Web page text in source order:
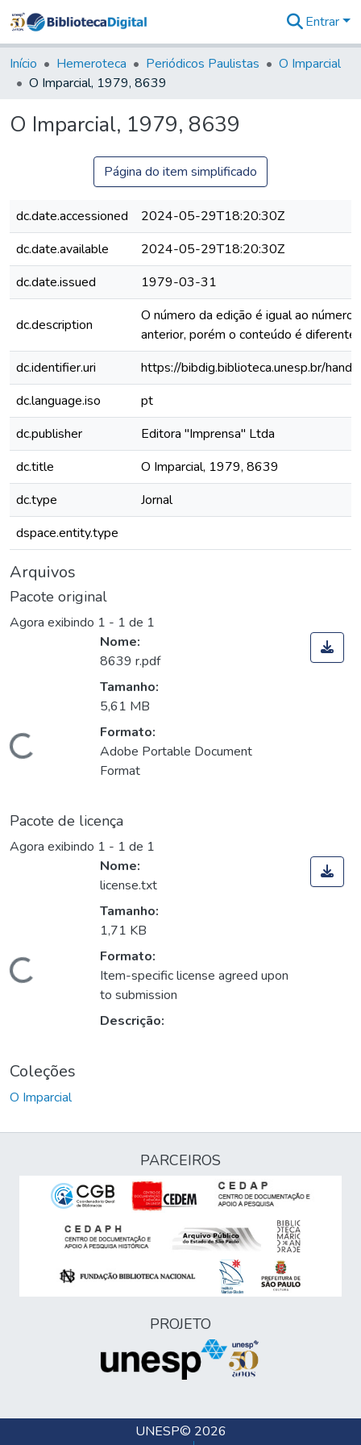
&
Coleções
Tudo na
Digital
Entrar
Início Hemeroteca Periódicos Paulistas
O Imparcial
O Imparcial, 1979, 8639
O Imparcial, 1979, 8639
Página do item simplificado
dc.date.accessioned
2024-05-29T18:20:30Z
dc.date.available
2024-05-29T18:20:30Z
dc.date.issued
1979-03-31
dc.description
O número da edição é igual ao número
anterior, porém o conteúdo é diferente.
dc.identifier.uri
https://bibdig.biblioteca.unesp.br/
dc.language.iso
pt
dc.publisher
Editora "Imprensa" Ltda
dc.title
O Imparcial, 1979, 8639
dc.type
Jornal
dspace.entity.type
Arquivos
Pacote original
Agora exibindo 1 - 1 de 1
Carregando...
Nome:
8639 r.pdf
Tamanho:
5,61 MB
Formato:
Adobe Portable Document
Format
Pacote de licença
Agora exibindo 1 - 1 de 1
Carregando...
Nome:
license.txt
Tamanho:
1,71 KB
Formato:
Item-specific license agreed upon
to submission
Descrição:
Coleções
O Imparcial
PARCEIROS
PROJETO
UNESP© 2026